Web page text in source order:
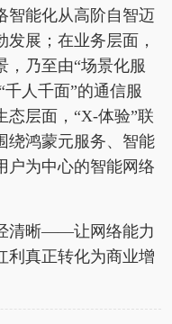
智能化从高阶自智迈
展；在业务层面，
，乃至由“场景化服
人千面”的通信服
态层面，“X-体验”联
绕鸿蒙元服务、智能
户为中心的智能网络
清晰——让网络能力
利真正转化为商业增